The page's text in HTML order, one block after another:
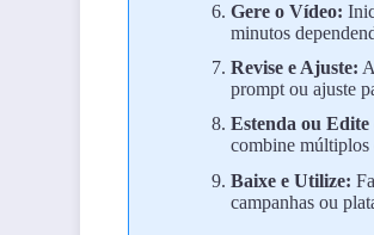
Gere o Vídeo:
minutos
Revise e Ajuste:
prompt ou ajuste
Estenda ou
combine múltiplos
Baixe e Utilize:
campanhas ou